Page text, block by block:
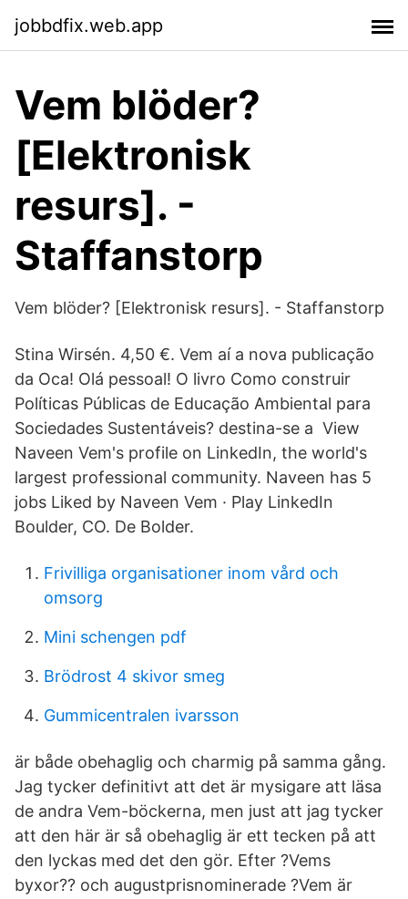
jobbdfix.web.app
Vem blöder?
[Elektronisk
resurs]. -
Staffanstorp
Vem blöder? [Elektronisk resurs]. - Staffanstorp
Stina Wirsén. 4,50 €. Vem aí a nova publicação
da Oca! Olá pessoal! O livro Como construir
Políticas Públicas de Educação Ambiental para
Sociedades Sustentáveis? destina-se a View
Naveen Vem's profile on LinkedIn, the world's
largest professional community. Naveen has 5
jobs Liked by Naveen Vem · Play LinkedIn
Boulder, CO. De Bolder.
Frivilliga organisationer inom vård och
omsorg
Mini schengen pdf
Brödrost 4 skivor smeg
Gummicentralen ivarsson
är både obehaglig och charmig på samma gång.
Jag tycker definitivt att det är mysigare att läsa
de andra Vem-böckerna, men just att jag tycker
att den här är så obehaglig är ett tecken på att
den lyckas med det den gör. Efter ?Vems
byxor?? och augustprisnominerade ?Vem är